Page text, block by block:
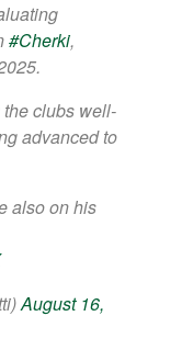
#Cherki,
clubs well-
advanced to
also on his
August 16,